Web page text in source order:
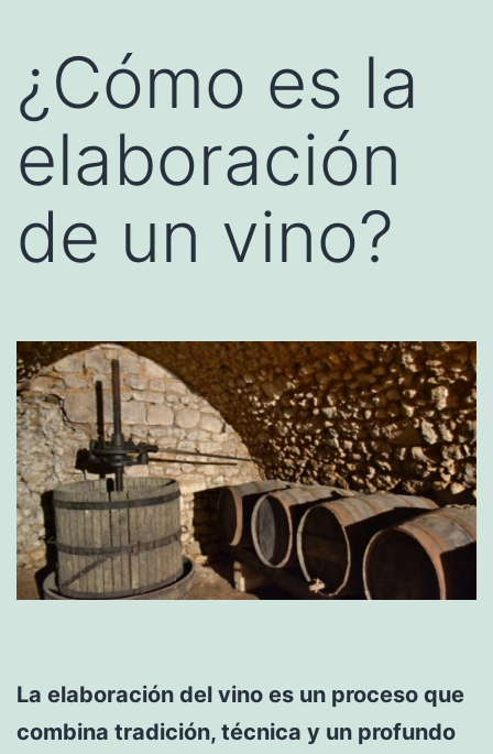
¿Cómo es la
elaboración
de un vino?
La elaboración del vino es un proceso que
combina tradición, técnica y un profundo